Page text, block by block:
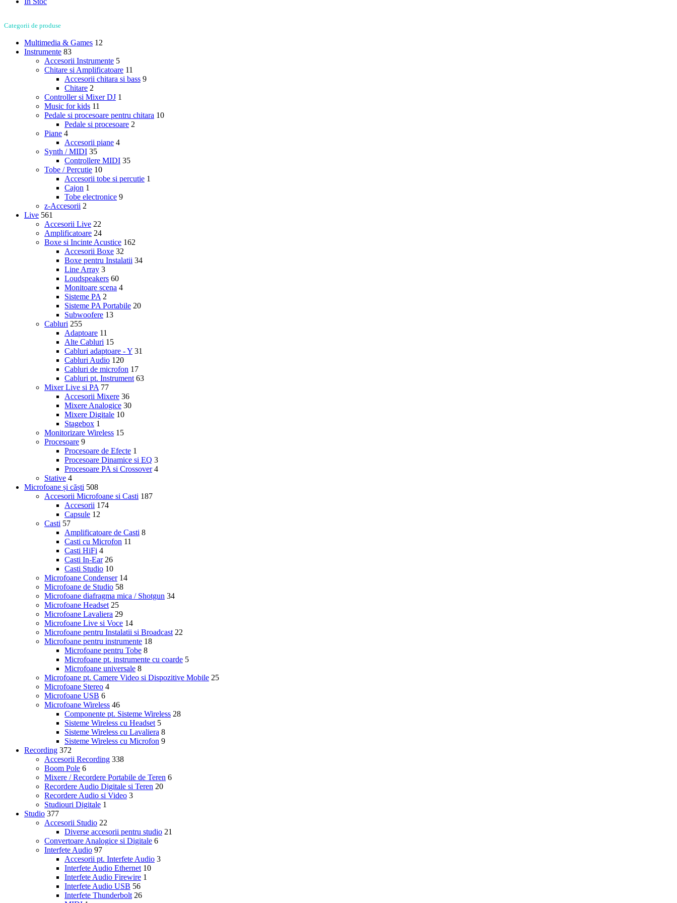
Categorii de produse
Multimedia & Games 12
Instrumente 83
Accesorii Instrumente 5
Chitare si Amplificatoare 11
Accesorii chitara si bass 9
Chitare 2
Controller si Mixer DJ 1
Music for kids 11
Pedale si procesoare pentru chitara 10
Pedale si procesoare 2
Piane 4
Accesorii piane 4
Synth / MIDI 35
Controllere MIDI 35
Tobe / Percutie 10
Accesorii tobe si percutie 1
Cajon 1
Tobe electronice 9
z-Accesorii 2
Live 561
Accesorii Live 22
Amplificatoare 24
Boxe si Incinte Acustice 162
Accesorii Boxe 32
Boxe pentru Instalatii 34
Line Array 3
Loudspeakers 60
Monitoare scena 4
Sisteme PA 2
Sisteme PA Portabile 20
Subwoofere 13
Cabluri 255
Adaptoare 11
Alte Cabluri 15
Cabluri adaptoare - Y 31
Cabluri Audio 120
Cabluri de microfon 17
Cabluri pt. Instrument 63
Mixer Live si PA 77
Accesorii Mixere 36
Mixere Analogice 30
Mixere Digitale 10
Stagebox 1
Monitorizare Wireless 15
Procesoare 9
Procesoare de Efecte 1
Procesoare Dinamice si EQ 3
Procesoare PA si Crossover 4
Stative 4
Microfoane și căști 508
Accesorii Microfoane si Casti 187
Accesorii 174
Capsule 12
Casti 57
Amplificatoare de Casti 8
Casti cu Microfon 11
Casti HiFi 4
Casti In-Ear 26
Casti Studio 10
Microfoane Condenser 14
Microfoane de Studio 58
Microfoane diafragma mica / Shotgun 34
Microfoane Headset 25
Microfoane Lavaliera 29
Microfoane Live si Voce 14
Microfoane pentru Instalatii si Broadcast 22
Microfoane pentru instrumente 18
Microfoane pentru Tobe 8
Microfoane pt. instrumente cu coarde 5
Microfoane universale 8
Microfoane pt. Camere Video si Dispozitive Mobile 25
Microfoane Stereo 4
Microfoane USB 6
Microfoane Wireless 46
Componente pt. Sisteme Wireless 28
Sisteme Wireless cu Headset 5
Sisteme Wireless cu Lavaliera 8
Sisteme Wireless cu Microfon 9
Recording 372
Accesorii Recording 338
Boom Pole 6
Mixere / Recordere Portabile de Teren 6
Recordere Audio Digitale si Teren 20
Recordere Audio si Video 3
Studiouri Digitale 1
Studio 377
Accesorii Studio 22
Diverse accesorii pentru studio 21
Convertoare Analogice si Digitale 6
Interfete Audio 97
Accesorii pt. Interfete Audio 3
Interfete Audio Ethernet 10
Interfete Audio Firewire 1
Interfete Audio USB 56
Interfete Thunderbolt 26